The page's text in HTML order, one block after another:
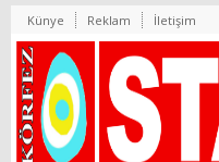
Künye Reklam İletişim